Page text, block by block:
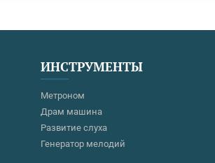
ИНСТРУМЕНТЫ
Метроном
Драм машина
Развитие слуха
Генератор мелодий